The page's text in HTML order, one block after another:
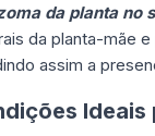
da planta no
da planta-mãe
assim a